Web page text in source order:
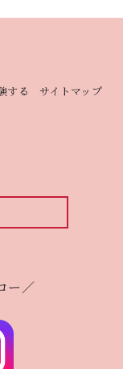
する サイトマップ
ー／